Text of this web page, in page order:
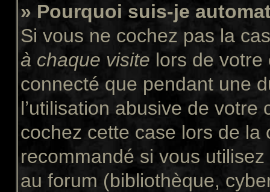
» Pourquoi suis-je
Si vous ne cochez pas la
à chaque visite lors de votre
connecté que pendant une
l’utilisation abusive de
cochez cette case lors de la
recommandé si vous
au forum (bibliothèque,